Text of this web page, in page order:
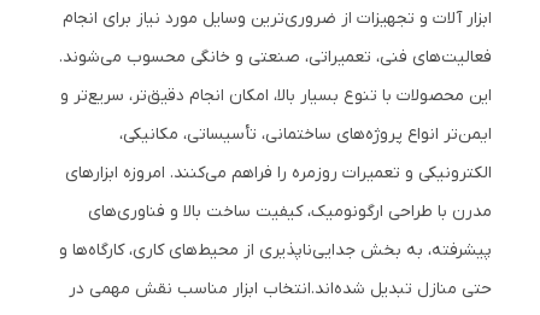
ابزار آلات و تجهیزات از ضروری‌ترین وسایل مورد نیاز برای انجام
فعالیت‌های فنی، تعمیراتی، صنعتی و خانگی محسوب می‌شوند.
این محصولات با تنوع بسیار بالا، امکان انجام دقیق‌تر، سریع‌تر و
ایمن‌تر انواع پروژه‌های ساختمانی، تأسیساتی، مکانیکی،
الکترونیکی و تعمیرات روزمره را فراهم می‌کنند. امروزه ابزارهای
مدرن با طراحی ارگونومیک، کیفیت ساخت بالا و فناوری‌های
پیشرفته، به بخش جدایی‌ناپذیری از محیط‌های کاری، کارگاه‌ها و
حتی منازل تبدیل شده‌اند.انتخاب ابزار مناسب نقش مهمی در